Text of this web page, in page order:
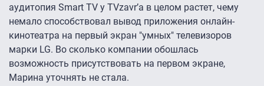
аудитопия Smart TV у TVzavr’а в целом растет, чему
немало способствовал вывод приложения онлайн-
кинотеатра на первый экран "умных" телевизоров
марки LG. Во сколько компании обошлась
возможность присутствовать на первом экране,
Марина уточнять не стала.